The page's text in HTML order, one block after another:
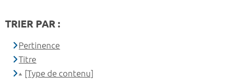
TRIER PAR :
Pertinence
Titre
[Type de contenu]